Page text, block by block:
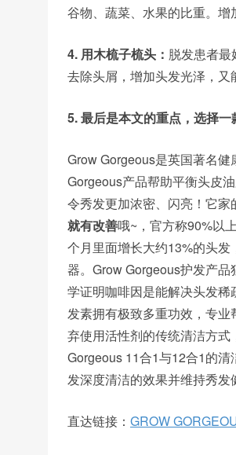
谷物、蔬菜、水果的比重。增
4. 用木梳子梳头： 脱发患者
去除头屑，增加头发光泽，又
5. 最后是本文的重点，选择
Grow Gorgeous是英国著名
Gorgeous产品帮助平衡头皮
令秀发更加浓密、闪亮！它
就有改善哦~，官方称90%以
个月里面增长大约13%的头
器。Grow Gorgeous护发产
学证明咖啡因是能解决头发
发素拥有极致多重功效，专
弃使用活性剂的传统清洁方
Gorgeous 11合1与12合1的
发深度清洁的效果并维持秀发
直达链接： GROW